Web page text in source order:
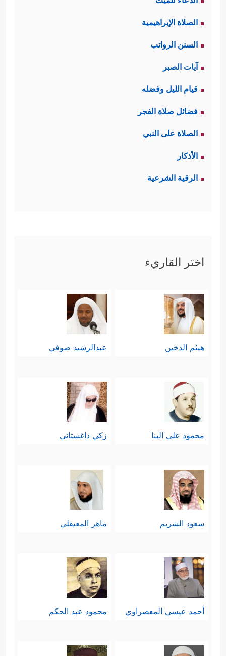
الصلاة الإبراهيمية
السنن الرواتب
آيات الصبر
قيام الليل وفضله
فضائل صلاة الفجر
الصلاة على النبي
الأذكار
الرقية الشرعية
اختر القاريء
هيثم الدخين عبدالرشيد صوفي
محمود علي البنا زكي داغستاني
سعود الشريم ماهر المعيقلي
أحمد عيسي المعصراوي محمود عبد الحكم